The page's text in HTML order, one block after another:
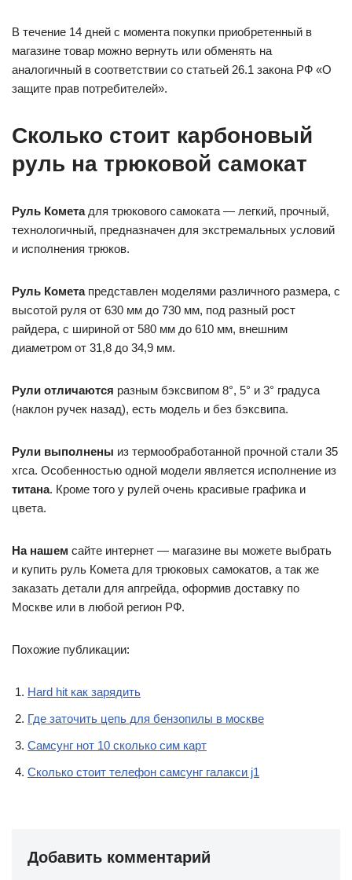
В течение 14 дней с момента покупки приобретенный в
магазине товар можно вернуть или обменять на
аналогичный в соответствии со статьей 26.1 закона РФ «О
защите прав потребителей».
Сколько стоит карбоновый
руль на трюковой самокат
Руль Кометадля трюкового самоката — легкий, прочный,
технологичный, предназначен для экстремальных условий
и исполнения трюков.
Руль Кометапредставлен моделями различного размера, с
высотой руля от 630 мм до 730 мм, под разный рост
райдера, с шириной от 580 мм до 610 мм, внешним
диаметром от 31,8 до 34,9 мм.
Рули отличаются разным бэксвипом 8°, 5° и 3° градуса
(наклон ручек назад), есть модель и без бэксвипа.
Рули выполнены из термообработанной прочной стали 35
хгса. Особенностью одной модели является исполнение из
титана. Кроме того у рулей очень красивые графика и
цвета.
На нашем сайте интернет — магазине вы можете выбрать
и купить руль Комета для трюковых самокатов, а так же
заказать детали для апгрейда, оформив доставку по
Москве или в любой регион РФ.
Похожие публикации:
Hard hit как зарядить
Где заточить цепь для бензопилы в москве
Самсунг нот 10 сколько сим карт
Сколько стоит телефон самсунг галакси j1
Добавить комментарий